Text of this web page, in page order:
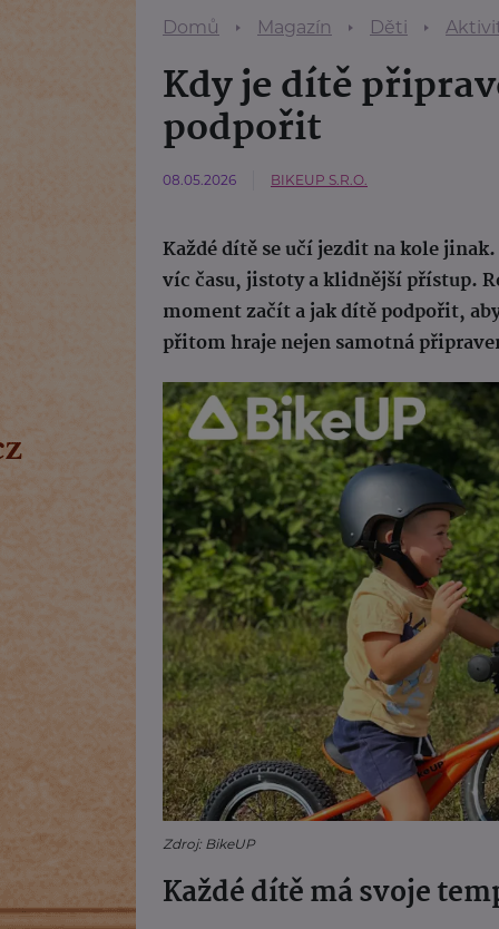
Domů Magazín Děti
Kdy je dítě
podpořit
08.05.2026 BIKEUP S.R.O.
Každé dítě se učí jezdit na kole
víc času, jistoty a klidnější přístup.
moment začít a jak dítě podpořit,
přitom hraje nejen samotná
Zdroj: BikeUP
Každé dítě má svoje